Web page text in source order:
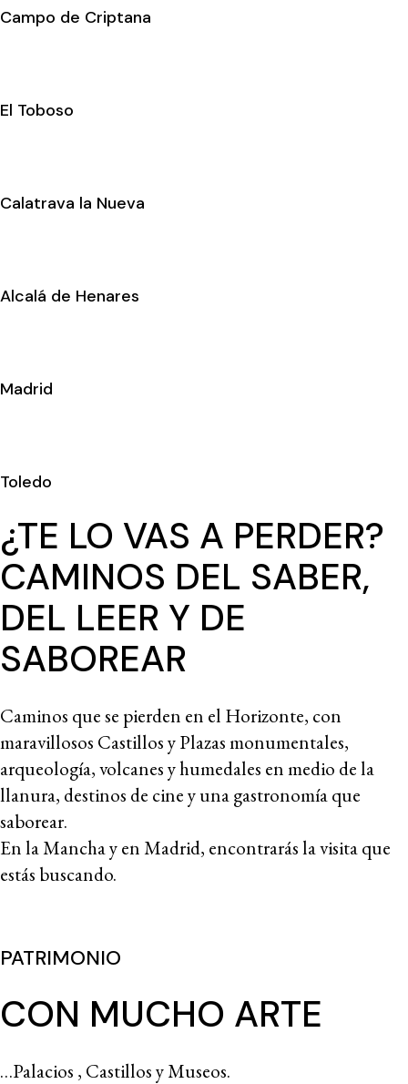
Campo de Criptana
El Toboso
Calatrava la Nueva
Alcalá de Henares
Madrid
Toledo
¿TE LO VAS A PERDER?
CAMINOS DEL SABER,
DEL LEER Y DE
SABOREAR
Caminos que se pierden en el Horizonte, con
maravillosos Castillos y Plazas monumentales,
arqueología, volcanes y humedales en medio de la
llanura, destinos de cine y una gastronomía que
saborear.
En la Mancha y en Madrid, encontrarás la visita que
estás buscando.
PATRIMONIO
CON MUCHO ARTE
…Palacios , Castillos y Museos.